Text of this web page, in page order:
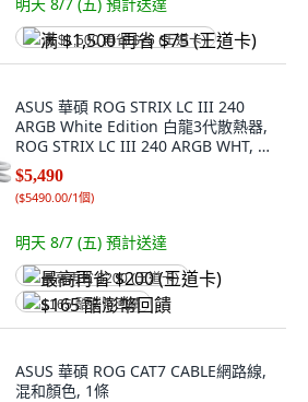
满 $1,500 再省 $75 (王道卡)
ASUS 華碩 ROG STRIX LC III 240
ARGB White Edition 白龍3代散熱器,
ROG STRIX LC III 240 ARGB WHT, 白
色, 1個
$5,490
($5490.00/1個)
明天 8/7 (五) 預計送達
最高再省 $200 (王道卡)
$165 酷澎幣回饋
ASUS 華碩 ROG CAT7 CABLE網路線,
混和顏色, 1條